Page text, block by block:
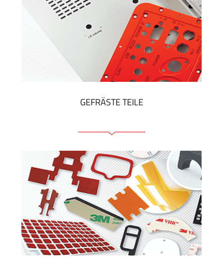
Metallschilder
Aufkleber und Etiketten
Kunststoff-Etiketten und Tags
ZEIGEN MEHR
GEFRÄSTE TEILE
Frontplatten (front und tragfähig)
Eloxierte Frontplatten
Farbige Frontplatten
Platten mit Befestigungselementen
Gravierte Schilder
ZEIGEN MEHR